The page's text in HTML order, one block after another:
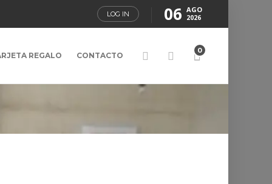
LOG IN 06 AGO
2026
REGALO CONTACTO
0